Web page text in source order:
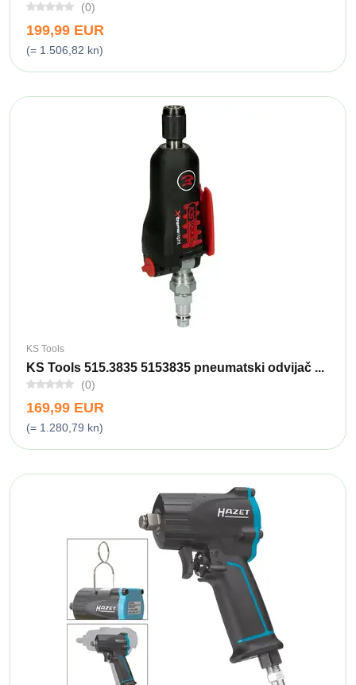
(0)
199,99 EUR
(= 1.506,82 kn)
KS Tools
KS Tools 515.3835 5153835 pneumatski odvijač ...
(0)
169,99 EUR
(= 1.280,79 kn)